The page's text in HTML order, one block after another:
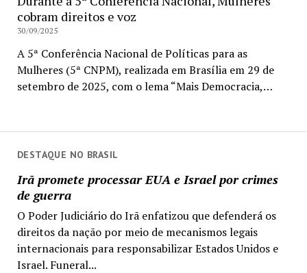
DESTAQUE NO BRASIL
Irã promete processar EUA e Israel por crimes
de guerra
O Poder Judiciário do Irã enfatizou que defenderá os
direitos da nação por meio de mecanismos legais
internacionais para responsabilizar Estados Unidos e
Israel. Funeral...
cobram direitos e voz
30/09/2025
A 5ª Conferência Nacional de Políticas para as
Mulheres (5ª CNPM), realizada em Brasília em 29 de
setembro de 2025, com o lema “Mais Democracia,…